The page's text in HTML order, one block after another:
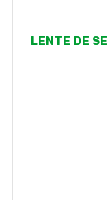
LENTE DE